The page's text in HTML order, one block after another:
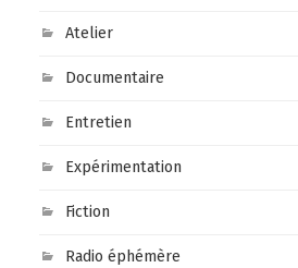
Atelier
Documentaire
Entretien
Expérimentation
Fiction
Radio éphémère